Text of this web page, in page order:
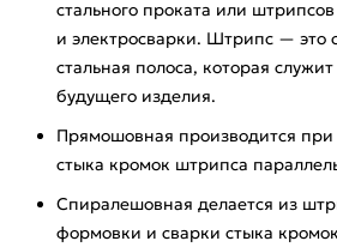
стального проката или
и электросварки. Штрипс — это
стальная полоса, которая
будущего изделия.
Прямошовная производится
стыка кромок штрипса
Спиралешовная делается из
формовки и сварки стыка